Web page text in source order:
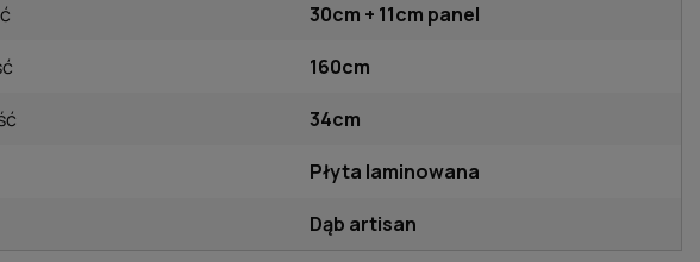
30cm + 11cm panel
160cm
34cm
Płyta laminowana
Dąb artisan